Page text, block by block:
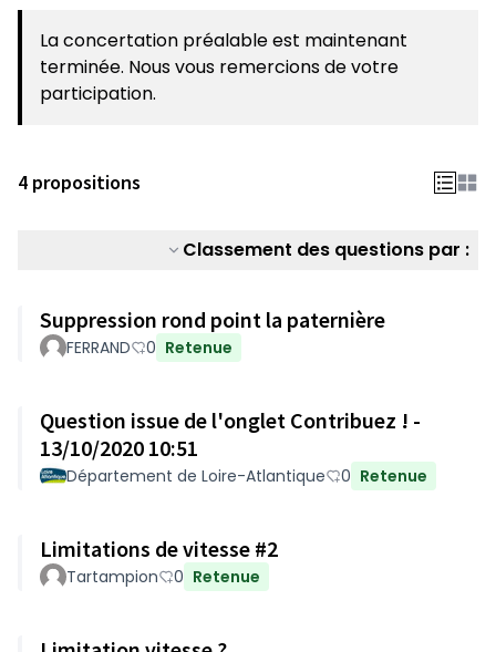
La concertation préalable est maintenant
terminée. Nous vous remercions de votre
participation.
4 propositions
Classement des questions par :
Suppression rond point la paternière
FERRAND 0 Retenue
Question issue de l'onglet Contribuez ! -
13/10/2020 10:51
Département de Loire-Atlantique 0 Retenue
Limitations de vitesse #2
Tartampion 0 Retenue